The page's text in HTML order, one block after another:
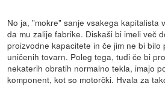
No ja, "mokre" sanje vsakega kapitalista
da mu zalije fabrike. Diskaši bi imeli več
proizvodne kapacitete in če jim ne bi bilo
uničenih tovarn. Poleg tega, tudi če bi
nekaterih obratih normalno tekla, imajo
komponent, kot so motorčki. Hvala za